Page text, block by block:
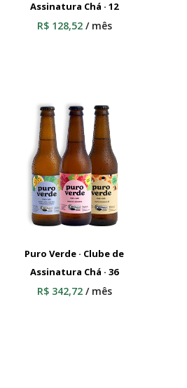
Adicionar Ao Carrinho
Assinatura Chá · 12
R$128,52 / mês
Adicionar Ao Carrinho
Puro Verde · Clube de
Assinatura Chá · 36
R$342,72 / mês